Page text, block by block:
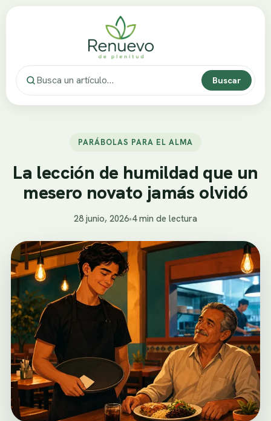
Buscar
PARÁBOLAS PARA EL ALMA
La lección de humildad que un
mesero novato jamás olvidó
28 junio, 2026•4 min de lectura